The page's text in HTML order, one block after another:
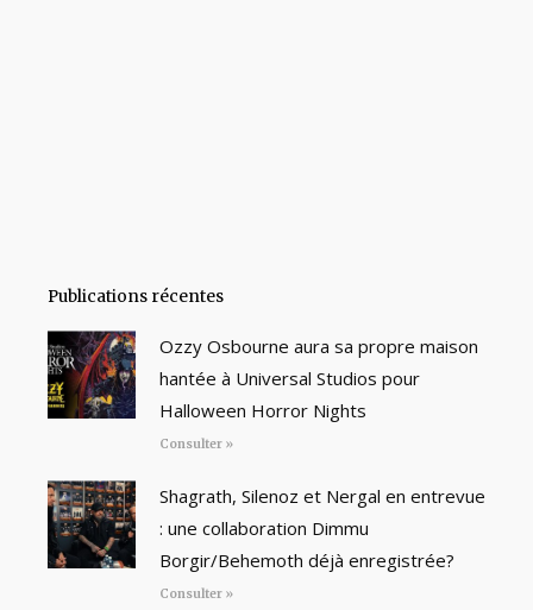
Publications récentes
Ozzy Osbourne aura sa propre maison
hantée à Universal Studios pour
Halloween Horror Nights
Consulter »
Shagrath, Silenoz et Nergal en entrevue
: une collaboration Dimmu
Borgir/Behemoth déjà enregistrée?
Consulter »